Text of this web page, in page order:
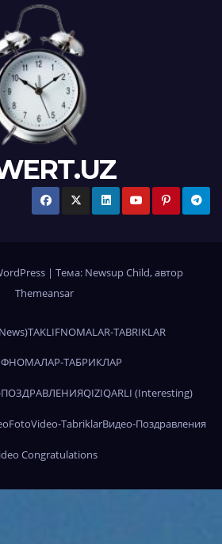
| Тема: Newsup Child, автор
Themeansar
TAKLIFNOMALAR-TABRIKLAR
ТАБРИКЛАР
QIZIQARLI (Interesting)
FotoVideo-TabriklarВидео-Поздравления
Congratulations